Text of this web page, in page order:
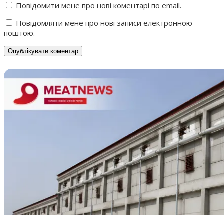
Повідомити мене про нові коментарі по email.
Повідомляти мене про нові записи електронною
поштою.